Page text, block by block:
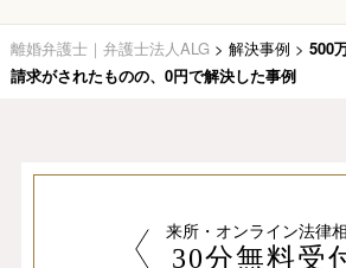
離婚弁護士｜弁護士法人ALG > 解決事例 > 500
請求がされたものの、0円で解決した事例
来所・オンライン法律
30分無料受